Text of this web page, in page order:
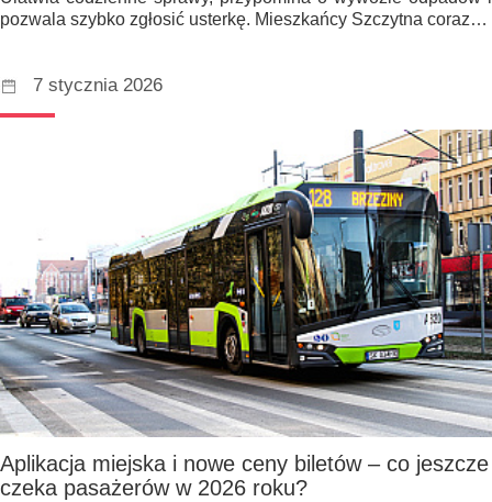
pozwala szybko zgłosić usterkę. Mieszkańcy Szczytna coraz…
7 stycznia 2026
Aplikacja miejska i nowe ceny biletów – co jeszcze
czeka pasażerów w 2026 roku?